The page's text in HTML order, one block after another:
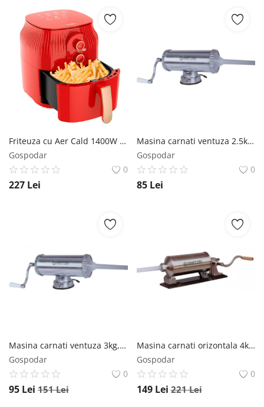
Friteuza cu Aer Cald 1400W 4.5L (Rosie) air fryer Decakila KEEC073R Decakila
Gospodar
0
227 Lei
Masina carnati ventuza 2.5kg, 3 palnii, prindere dubla, Craft-Tec MX133 Craft-Tec
Gospodar
0
85 Lei
Masina carnati ventuza 3kg, 3 palnii, prindere dubla, Craft-Tec MX132 Craft-Tec
Gospodar
0
95 Lei 151Lei
Masina carnati orizontala 4kg, 5 palnii, constructie inox, Craft-Tec MX131 Craft-Tec
Gospodar
0
149 Lei 221Lei